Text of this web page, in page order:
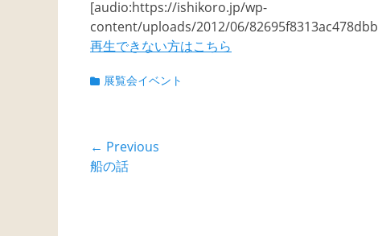
[audio:https://ishikoro.jp/wp-
content/uploads/2012/06/
再生できない方はこちら
Categories
展覧会イベント
投
稿
← Previous
Previous
船の話